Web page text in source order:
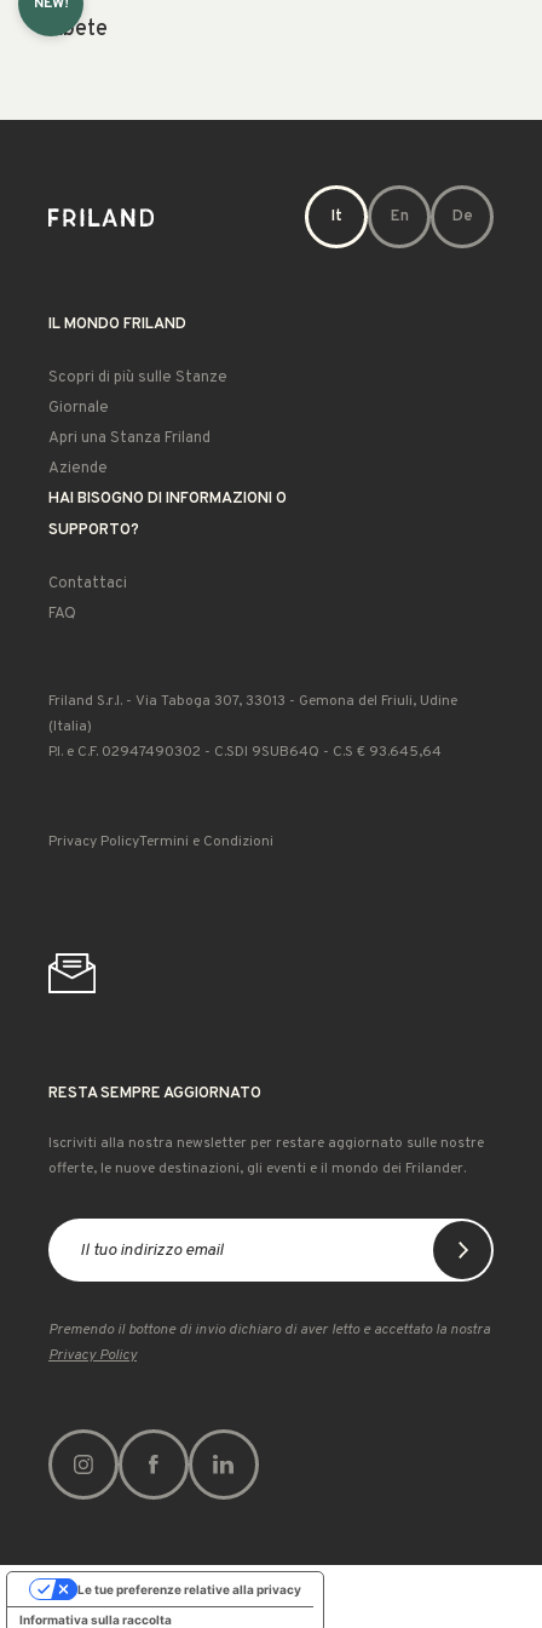
Abete
It En De
IL MONDO FRILAND
Scopri di più sulle Stanze
Giornale
Apri una Stanza Friland
Aziende
HAI BISOGNO DI INFORMAZIONI O
SUPPORTO?
Contattaci
FAQ
Friland S.r.l. - Via Taboga 307, 33013 - Gemona del Friuli, Udine
(Italia)
P.I. e C.F. 02947490302 - C.SDI 9SUB64Q - C.S € 93.645,64
Privacy PolicyTermini e Condizioni
RESTA SEMPRE AGGIORNATO
Iscriviti alla nostra newsletter per restare aggiornato sulle nostre
offerte, le nuove destinazioni, gli eventi e il mondo dei Frilander.
Premendo il bottone di invio dichiaro di aver letto e accettato la nostra
Privacy Policy
Informativa sulla raccolta
Le tue preferenze relative alla privacy